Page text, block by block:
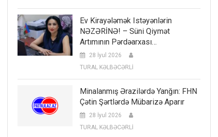
Ev Kirayələmək Istəyənlərin
NƏZƏRİNƏ! – Süni Qiymət
Artımının Pərdəarxası…
28 İyul 2026
TURAL KƏLBƏCƏRLİ
Minalanmış Ərazilərdə Yanğın: FHN
Çətin Şərtlərdə Mübarizə Aparır
28 İyul 2026
TURAL KƏLBƏCƏRLİ